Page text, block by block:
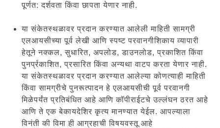
पूर्णत: दर्शवता किंवा छापता येणार नाही.
या संकेतस्थळावर प्रदान करण्यात आलेली माहिती सामग्री
एलआयसीच्या पूर्व लेखी आणि स्पष्ट परवानगीशिकाय व्यापारी
हेतूने नक्कल, सुधारित, अपलोड, डाउनलोड, प्रकाशित किंवा
पुनर्प्रकाशित, प्रसारित किंवा अन्यथा वाटप करता येणार नाही.
या संकेतस्थळावर प्रदान करण्यात आलेल्या कोणत्याही माहिती
किंवा सामग्रीचे पुनरूत्पादन हे एलआयसीची पूर्व परवानगी
मिळेपर्यंत प्रतिबंधित आहे आणि कॉपीराईटचे उल्लंघन ठरत आहे
आणि ते एक बेकायदेशिर कृत्य मानण्यात येईल. आपल्याला
विनंती की विमा ही आग्रहाची विषयवस्तू आहे